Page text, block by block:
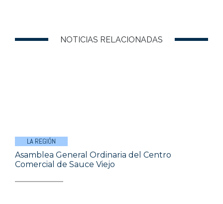
NOTICIAS RELACIONADAS
LA REGIÓN
Asamblea General Ordinaria del Centro
Comercial de Sauce Viejo